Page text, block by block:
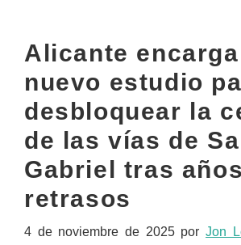
Alicante
nuevo estudio
desbloquear la
de las vías de
Gabriel tras
retrasos
4 de noviembre de 2025porJon